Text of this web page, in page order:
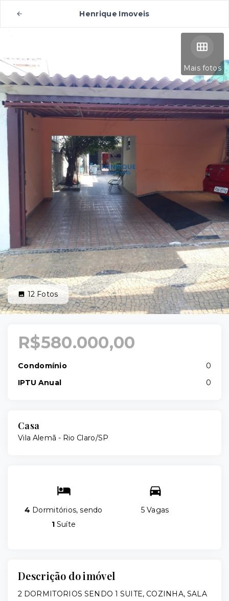
Henrique Imoveis
Mais fotos
12 Fotos
R$580.000,00
Condomínio
0
IPTU Anual
0
Casa
Vila Alemã - Rio Claro/SP
4 Dormitórios, sendo
1 Suíte
5 Vagas
Descrição do imóvel
2 DORMITORIOS SENDO 1 SUITE, COZINHA, SALA